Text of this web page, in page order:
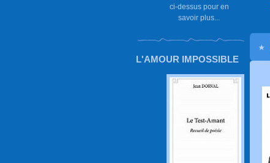
ci-dessus pour en
savoir plus...
L'AMOUR IMPOSSIBLE